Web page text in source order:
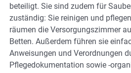
beteiligt. Sie sind zudem für
zuständig: Sie reinigen und
räumen die Versorgungszimmer
Betten. Außerdem führen sie
Anweisungen und Verordnungen
Pflegedokumentation sowie -